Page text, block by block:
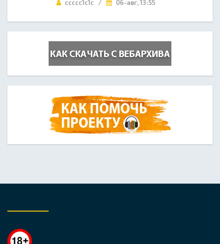
ccccc1c1c / 06-авг, 13:55